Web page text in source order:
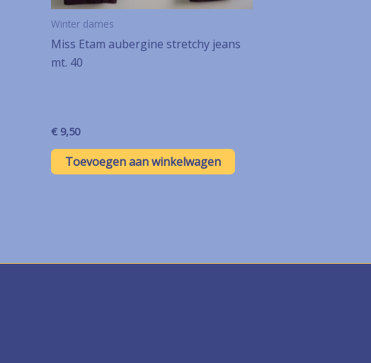
Winter dames
Miss Etam aubergine stretchy jeans
mt. 40
€ 9,50
Toevoegen aan winkelwagen